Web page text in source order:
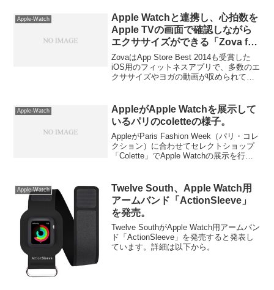
ら Myriad Proフォントを使用しているよ
うです。詳細は以下から。
Apple-Watch
Apple Watchと連携し、心拍数を
Apple TVの画面で確認しながら
エクササイズができる「Zova for
Apple TV」アプリを使ってみ
た。
ZovaはApp Store Best 2014も受賞した
iOS用のフィットネスアプリで、多数のエ
クササイズやヨガの動画が収められてお
対応しており、tvOSアプリとしては珍し
くApple Watchと連携し心拍数をTV上に
表示する面白い機能が利用可能となって
いたので早速使ってみました。
Apple-Watch
AppleがApple Watchを展示して
いるパリのcoletteの様子。
AppleがParis Fashion Week（パリ・コレ
クション）に合わせてセレクトショップ
「Colette」でApple Watchの展示を行っ
Apple-Watch
Twelve South、Apple Watch用
アームバンド「ActionSleeve」
を発売。
Twelve SouthがApple Watch用アームバン
ド「ActionSleeve」を発売すると発表し
ています。詳細は以下から。